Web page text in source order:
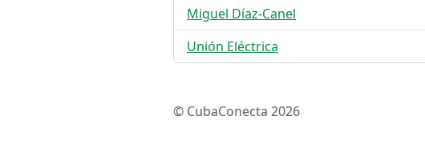
Miguel Díaz-Canel
Unión Eléctrica
© CubaConecta 2026